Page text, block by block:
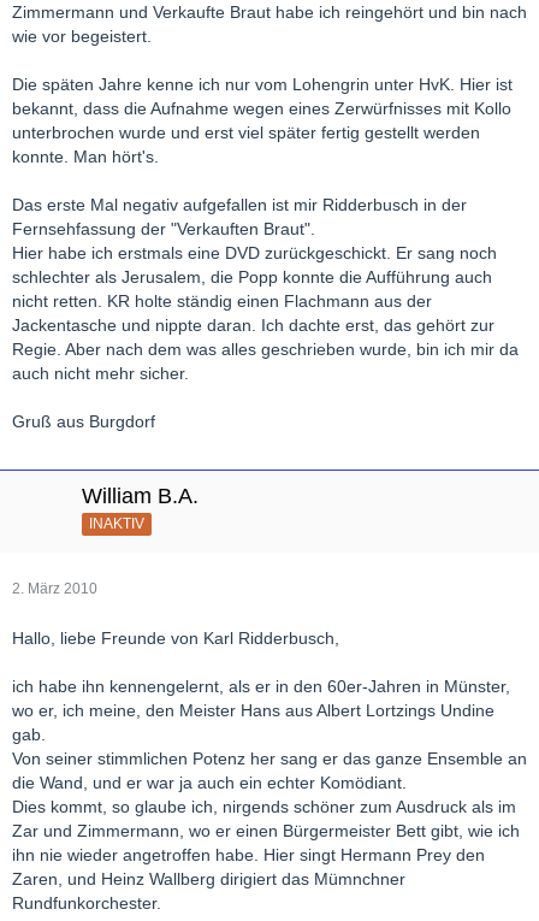
Zimmermann und Verkaufte Braut habe ich reingehört und bin nach
wie vor begeistert.
Die späten Jahre kenne ich nur vom Lohengrin unter HvK. Hier ist
bekannt, dass die Aufnahme wegen eines Zerwürfnisses mit Kollo
unterbrochen wurde und erst viel später fertig gestellt werden
konnte. Man hört's.
Das erste Mal negativ aufgefallen ist mir Ridderbusch in der
Fernsehfassung der "Verkauften Braut".
Hier habe ich erstmals eine DVD zurückgeschickt. Er sang noch
schlechter als Jerusalem, die Popp konnte die Aufführung auch
nicht retten. KR holte ständig einen Flachmann aus der
Jackentasche und nippte daran. Ich dachte erst, das gehört zur
Regie. Aber nach dem was alles geschrieben wurde, bin ich mir da
auch nicht mehr sicher.
Gruß aus Burgdorf
William B.A.
INAKTIV
2. März 2010
Hallo, liebe Freunde von Karl Ridderbusch,
ich habe ihn kennengelernt, als er in den 60er-Jahren in Münster,
wo er, ich meine, den Meister Hans aus Albert Lortzings Undine
gab.
Von seiner stimmlichen Potenz her sang er das ganze Ensemble an
die Wand, und er war ja auch ein echter Komödiant.
Dies kommt, so glaube ich, nirgends schöner zum Ausdruck als im
Zar und Zimmermann, wo er einen Bürgermeister Bett gibt, wie ich
ihn nie wieder angetroffen habe. Hier singt Hermann Prey den
Zaren, und Heinz Wallberg dirigiert das Mümnchner
Rundfunkorchester.